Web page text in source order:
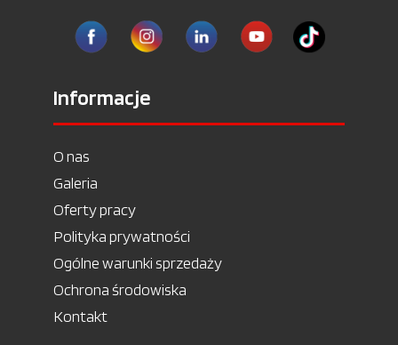
Informacje
O nas
Galeria
Oferty pracy
Polityka prywatności
Ogólne warunki sprzedaży
Ochrona środowiska
Kontakt